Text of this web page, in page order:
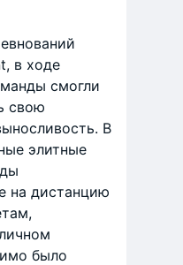
в ходе
смогли
свою
В
элитные
на дистанцию
было